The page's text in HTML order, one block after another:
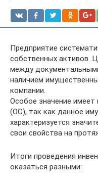
Предприятие
собственных активов.
между
наличием
компании.
Особое значение
(ОС), так как данное
характеризуется
свои свойства на
Итоги проведения
оказаться разными: